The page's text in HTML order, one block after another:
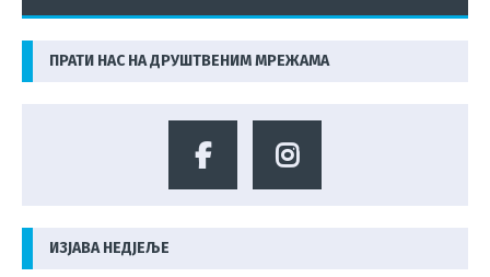
ПРАТИ НАС НА ДРУШТВЕНИМ МРЕЖАМА
ИЗЈАВА НЕДЈЕЉЕ